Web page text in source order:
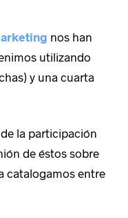
nos han
utilizando
y una cuarta
la participación
de éstos sobre
catalogamos entre